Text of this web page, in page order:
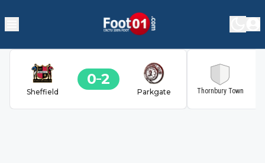
Sheffield
0 2
Parkgate Thornbury Town